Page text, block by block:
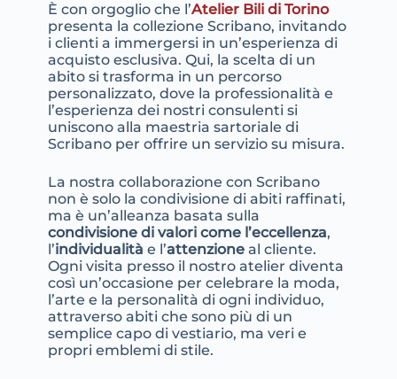
È con orgoglio che l’Atelier Bili di Torino
presenta la collezione Scribano, invitando
i clienti a immergersi in un’esperienza di
acquisto esclusiva. Qui, la scelta di un
abito si trasforma in un percorso
personalizzato, dove la professionalità e
l’esperienza dei nostri consulenti si
uniscono alla maestria sartoriale di
Scribano per offrire un servizio su misura.
La nostra collaborazione con Scribano
non è solo la condivisione di abiti raffinati,
ma è un’alleanza basata sulla
condivisione di valori come l’eccellenza,
l’individualità e l’attenzioneal cliente.
Ogni visita presso il nostro atelier diventa
così un’occasione per celebrare la moda,
l’arte e la personalità di ogni individuo,
attraverso abiti che sono più di un
semplice capo di vestiario, ma veri e
propri emblemi di stile.